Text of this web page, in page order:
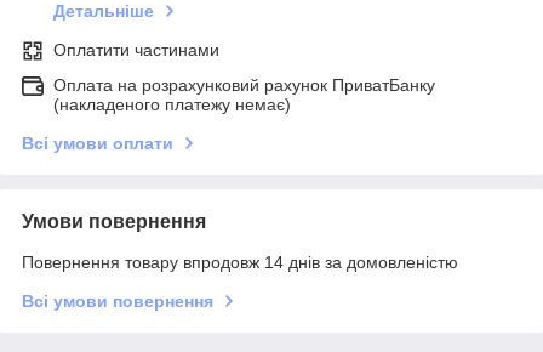
Детальніше
Оплатити частинами
Оплата на розрахунковий рахунок ПриватБанку
(накладеного платежу немає)
Всі умови оплати
Умови повернення
Повернення товару впродовж 14 днів за домовленістю
Всі умови повернення